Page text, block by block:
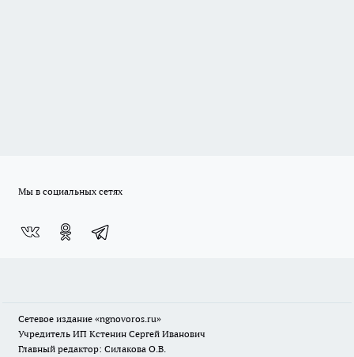
Мы в социальных сетях
Сетевое издание «ngnovoros.ru»
Учредитель ИП Кстенин Сергей Иванович
Главный редактор: Силакова О.В.